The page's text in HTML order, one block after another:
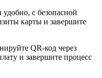
с безопасной
карты и завершите
QR-код через
и завершите процесс